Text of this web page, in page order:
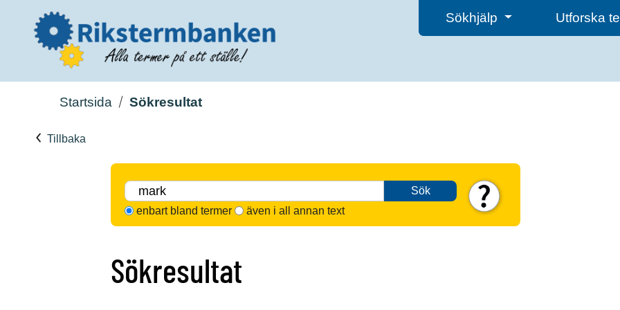
Sökhjälp Utforska
Startsida Sökresultat
Tillbaka
Sök
enbart bland termer
även i all annan text
Sökresultat